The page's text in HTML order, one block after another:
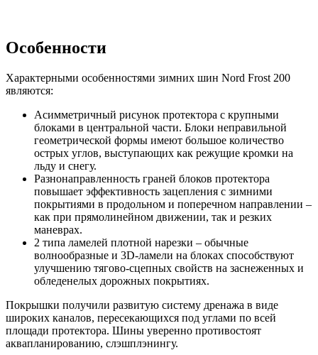
Особенности
Характерными особенностями зимних шин Nord Frost 200
являются:
Асимметричный рисунок протектора с крупными
блоками в центральной части. Блоки неправильной
геометрической формы имеют большое количество
острых углов, выступающих как режущие кромки на
льду и снегу.
Разнонаправленность граней блоков протектора
повышает эффективность зацепления с зимними
покрытиями в продольном и поперечном направлении –
как при прямолинейном движении, так и резких
маневрах.
2 типа ламелей плотной нарезки – обычные
волнообразные и 3D-ламели на блоках способствуют
улучшению тягово-сцепных свойств на заснеженных и
обледенелых дорожных покрытиях.
Покрышки получили развитую систему дренажа в виде
широких каналов, пересекающихся под углами по всей
площади протектора. Шины уверенно противостоят
аквапланированию, слэшплэнингу.